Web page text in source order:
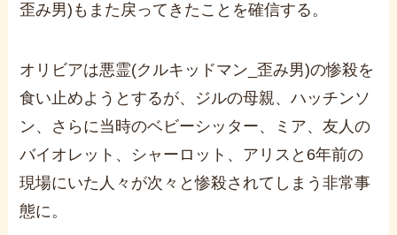
歪み男) もまた戻ってきたことを確信する。
オリビアは悪霊(クルキッドマン _歪み男)の惨殺を
食い止めようとするが、ジルの母親、ハッチンソ
ン、さらに当時のベビーシッター、ミア、友人の
バイオレット、シャーロット、アリスと 6年前の
現場にいた人々が次々と惨殺されてしまう非常事
態に。